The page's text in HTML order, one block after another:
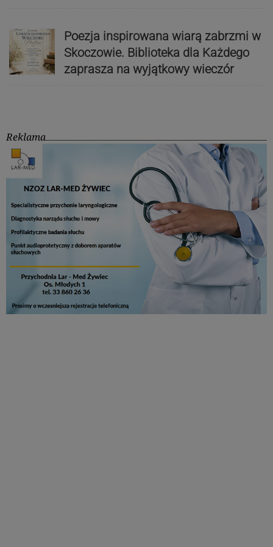
Poezja inspirowana wiarą zabrzmi w
Skoczowie. Biblioteka dla Każdego
zaprasza na wyjątkowy wieczór
Reklama